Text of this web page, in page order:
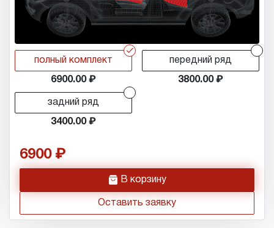
r
полный комплект
6900.00
передний ряд
3800.00
задний ряд
3400.00
6900
h В корзину
Оставить заявку